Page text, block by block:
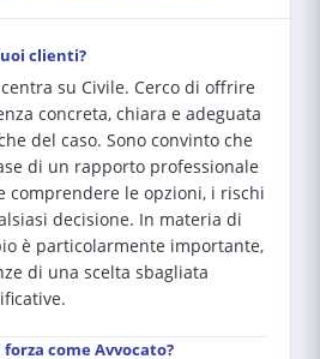
clienti?
su Civile. Cerco di offrire
concreta, chiara e adeguata
del caso. Sono convinto che
di un rapporto professionale
comprendere le opzioni, i rischi
decisione. In materia di
è particolarmente importante,
di una scelta sbagliata
come Avvocato?